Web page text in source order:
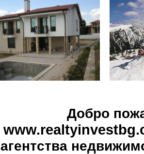
Добро
агентства